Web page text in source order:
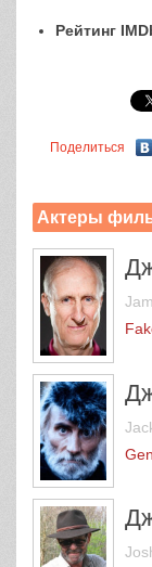
Рейтинг
Поделиться
Актеры